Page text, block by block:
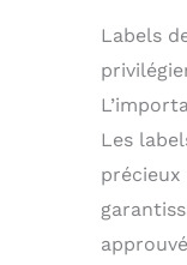
Labels
Les